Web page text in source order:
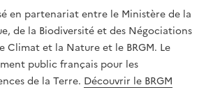
T
É
,
É
G
A
L
en partenariat entre le Ministère de la
de la Biodiversité et des Négociations
Climat et la Nature et le BRGM. Le
public français pour les
de la Terre. Découvrir le BRGM